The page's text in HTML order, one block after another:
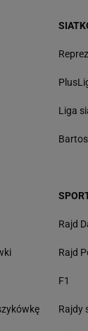
Liga
Rajd
Rajd
F1
Rajdy